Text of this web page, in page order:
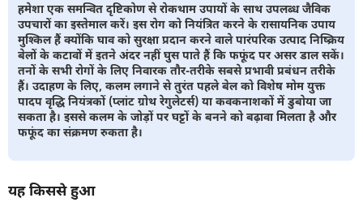
हमेशा एक समन्वित दृष्टिकोण से रोकथाम उपायों के साथ उपलब्ध जैविक
उपचारों का इस्तेमाल करें। इस रोग को नियंत्रित करने के रासायनिक उपाय
मुश्किल हैं क्योंकि घाव को सुरक्षा प्रदान करने वाले पारंपरिक उत्पाद निष्क्रिय
बेलों के कटावों में इतने अंदर नहीं घुस पाते हैं कि फफूंद पर असर डाल सकें।
तनों के सभी रोगों के लिए निवारक तौर-तरीके सबसे प्रभावी प्रबंधन तरीके
हैं। उदाहण के लिए, कलम लगाने से तुरंत पहले बेल को विशेष मोम युक्त
पादप वृद्धि नियंत्रकों (प्लांट ग्रोथ रेगुलेटर्स) या कवकनाशकों में डुबोया जा
सकता है। इससे कलम के जोड़ों पर घट्टों के बनने को बढ़ावा मिलता है और
फफूंद का संक्रमण रुकता है।
यह किससे हुआ